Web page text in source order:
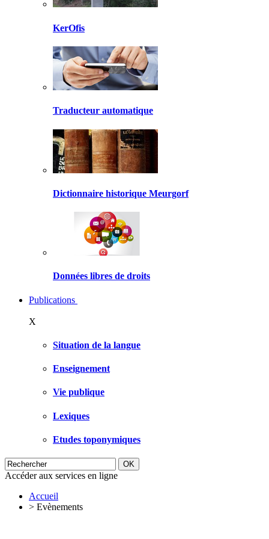
KerOfis
Traducteur automatique
Dictionnaire historique Meurgorf
Données libres de droits
Publications
X
Situation de la langue
Enseignement
Vie publique
Lexiques
Etudes toponymiques
Accéder aux services en ligne
Accueil
> Evènements